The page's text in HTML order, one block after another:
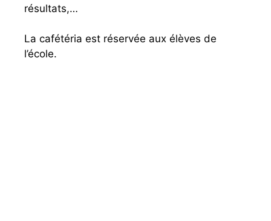
résultats,…
La cafétéria est réservée aux élèves de
l’école.